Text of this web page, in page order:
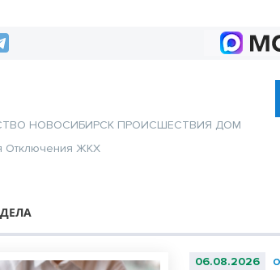
НОВОСИБИРСК ПРОИСШЕСТВИЯ ДОМ
Отключения ЖКХ
06.08.2026